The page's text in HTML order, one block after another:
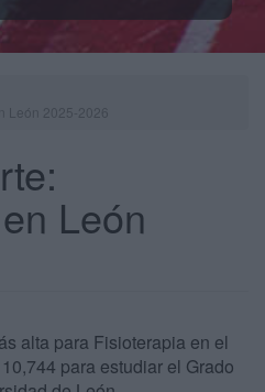
León
alta para Fisioterapia en el
para estudiar el Grado